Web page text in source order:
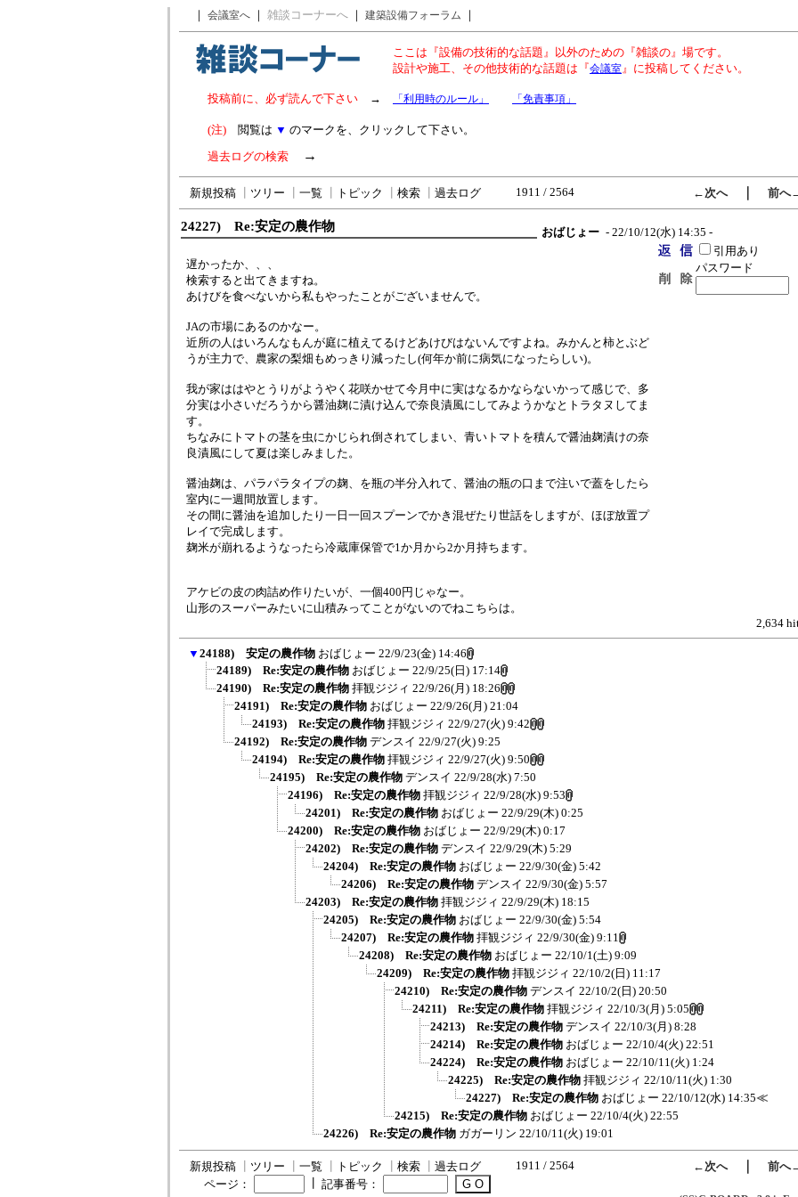
｜ 会議室へ ｜ 雑談コーナーへ ｜ 建築設備フォーラム ｜
ここは『設備の技術的な話題』以外のための『雑談の』場です。
設計や施工、その他技術的な話題は『会議室』に投稿してください。
投稿前に、必ず読んで下さい → 「利用時のルール」 「免責事項」
(注) 閲覧は ▼ のマークを、クリックして下さい。
過去ログの検索 →
新規投稿 ツリー 一覧 トピック 検索 過去ログ 1911 / 2564 ←次へ｜ 前へ
24227) Re:安定の農作物 おばじょー - 22/10/12(水) 14:35 -
遅かったか、、、
検索すると出てきますね。
あけびを食べないから私もやったことがございませんで。
JAの市場にあるのかなー。
近所の人はいろんなもんが庭に植えてるけどあけびはないんですよね。みかんと柿とぶど
うが主力で、農家の梨畑もめっきり減ったし(何年か前に病気になったらしい)。
我が家ははやとうりがようやく花咲かせて今月中に実はなるかならないかって感じで、多
分実は小さいだろうから醤油麹に漬け込んで奈良漬風にしてみようかなとトラタヌしてま
す。
ちなみにトマトの茎を虫にかじられ倒されてしまい、青いトマトを積んで醤油麹漬けの奈
良漬風にして夏は楽しみました。
醤油麹は、パラパラタイプの麹、を瓶の半分入れて、醤油の瓶の口まで注いで蓋をしたら
室内に一週間放置します。
その間に醤油を追加したり一日一回スプーンでかき混ぜたり世話をしますが、ほぼ放置プ
レイで完成します。
麹米が崩れるようなったら冷蔵庫保管で1か月から2か月持ちます。
アケビの皮の肉詰め作りたいが、一個400円じゃなー。
山形のスーパーみたいに山積みってことがないのでねこちらは。
引用あり
パスワード
2,634
▼ 24188) 安定の農作物 おばじょー 22/9/23(金) 14:46
24189) Re:安定の農作物 おばじょー 22/9/25(日) 17:14
24190) Re:安定の農作物 拝観ジジィ 22/9/26(月) 18:26
24191) Re:安定の農作物 おばじょー 22/9/26(月) 21:04
24193) Re:安定の農作物 拝観ジジィ 22/9/27(火) 9:42
24192) Re:安定の農作物 デンスイ 22/9/27(火) 9:25
24194) Re:安定の農作物 拝観ジジィ 22/9/27(火) 9:50
24195) Re:安定の農作物 デンスイ 22/9/28(水) 7:50
24196) Re:安定の農作物 拝観ジジィ 22/9/28(水) 9:53
24201) Re:安定の農作物 おばじょー 22/9/29(木) 0:25
24200) Re:安定の農作物 おばじょー 22/9/29(木) 0:17
24202) Re:安定の農作物 デンスイ 22/9/29(木) 5:29
24204) Re:安定の農作物 おばじょー 22/9/30(金) 5:42
24206) Re:安定の農作物 デンスイ 22/9/30(金) 5:57
24203) Re:安定の農作物 拝観ジジィ 22/9/29(木) 18:15
24205) Re:安定の農作物 おばじょー 22/9/30(金) 5:54
24207) Re:安定の農作物 拝観ジジィ 22/9/30(金) 9:11
24208) Re:安定の農作物 おばじょー 22/10/1(土) 9:09
24209) Re:安定の農作物 拝観ジジィ 22/10/2(日) 11:17
24210) Re:安定の農作物 デンスイ 22/10/2(日) 20:50
24211) Re:安定の農作物 拝観ジジィ 22/10/3(月) 5:05
24213) Re:安定の農作物 デンスイ 22/10/3(月) 8:28
24214) Re:安定の農作物 おばじょー 22/10/4(火) 22:51
24224) Re:安定の農作物 おばじょー 22/10/11(火) 1:24
24225) Re:安定の農作物 拝観ジジィ 22/10/11(火) 1:30
24227) Re:安定の農作物 おばじょー 22/10/12(水) 14:35≪
24215) Re:安定の農作物 おばじょー 22/10/4(火) 22:55
24226) Re:安定の農作物 ガガーリン 22/10/11(火) 19:01
新規投稿 ツリー 一覧 トピック 検索 過去ログ 1911 / 2564 ←次へ｜ 前へ
ページ：
記事番号：